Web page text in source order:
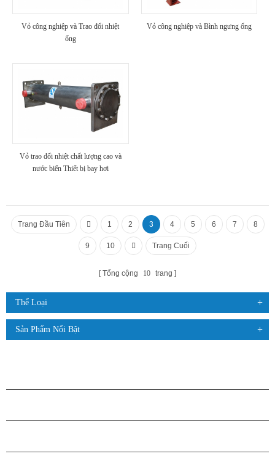
Vỏ công nghiệp và Trao đổi nhiệt
ống
Vỏ công nghiệp và Bình ngưng ống
Vỏ trao đổi nhiệt chất lượng cao và
nước biển Thiết bị bay hơi
Trang Đầu Tiên 1 2 3 4 5 6 7 8
9 10 Trang Cuối
Tổng cộng 10 trang
Thể Loại
Sản Phẩm Nổi Bật